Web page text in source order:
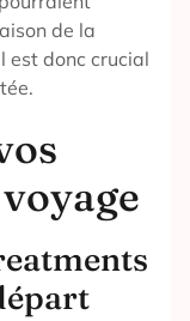
de la
est donc crucial